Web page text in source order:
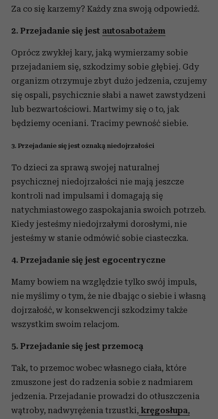
Za co się karzemy? Każdy zna swoją odpowiedź.
2. Przejadanie się jest autosabotażem
Oprócz zwykłej kary, jaką wymierzamy sobie
przejadaniem się, szkodzimy sobie głębiej. Gdy
organizm otrzymuje zbyt dużo jedzenia, czujemy
się ospali, psychicznie słabi a nawet zawstydzeni
lub bezwartościowi. Martwimy się o to, jak
będziemy oceniani. Tracimy pewność siebie.
3. Przejadanie się jest oznaką niedojrzałości
To dzieci za sprawą swojej naturalnej
psychicznej niedojrzałości nie mają jeszcze
kontroli nad impulsami i domagają się
natychmiastowego zaspokajania swoich potrzeb.
Kiedy jesteśmy niedojrzałymi dorosłymi, nie
jesteśmy w stanie odmówić sobie ciasteczka.
4. Przejadanie się jest egocentryczne
Mamy bowiem na względzie tylko swój impuls,
nie myślimy o tym, że nie dbając o siebie i własną
dojrzałość, w konsekwencji szkodzimy także
wszystkim swoim relacjom.
5. Przejadanie się jest przemocą
Tak, to przemoc wobec własnego ciała, które
zmuszone jest do radzenia sobie z nadmiarem
jedzenia. Przejadanie prowadzi do otłuszczenia
wątroby, nadwyrężenia trzustki, kręgosłupa,